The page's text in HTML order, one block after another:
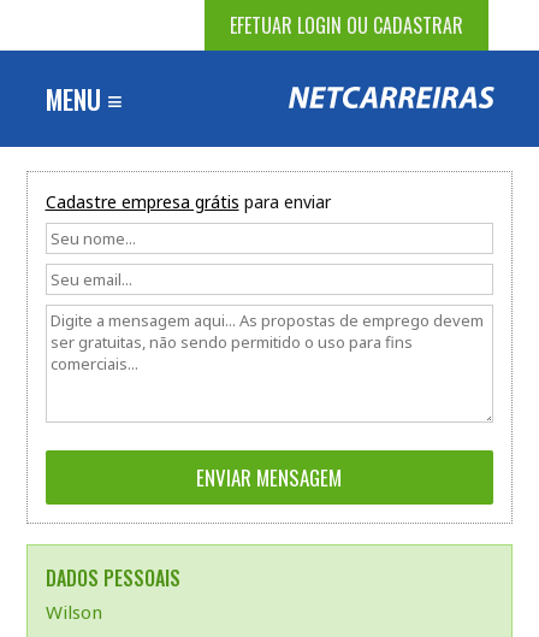
EFETUAR LOGIN OU CADASTRAR
MENU ≡
Cadastre empresa grátis para enviar
DADOS PESSOAIS
Wilson